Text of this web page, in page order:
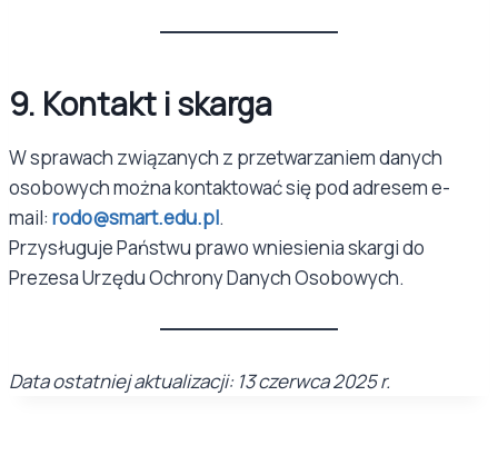
9. Kontakt i skarga
W sprawach związanych z przetwarzaniem danych
osobowych można kontaktować się pod adresem e-
mail: rodo@smart.edu.pl.
Przysługuje Państwu prawo wniesienia skargi do
Prezesa Urzędu Ochrony Danych Osobowych.
Data ostatniej aktualizacji: 13 czerwca 2025 r.